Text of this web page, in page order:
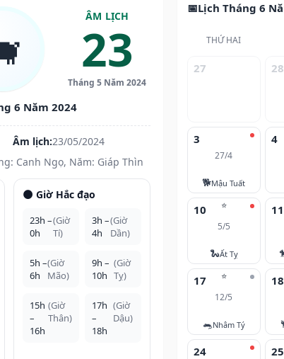
ÂM LỊCH
23
Tháng 5 Năm 2024
6 Năm 2024
Âm lịch:23/05/2024
Canh Ngọ, Năm: Giáp Thìn
🌑 Giờ Hắc đạo
23h –
0h
(Giờ
Tí)
3h –
4h
(Giờ
Dần)
5h –
6h
(Giờ
Mão)
9h –
10h
(Giờ
Tỵ)
15h
–
16h
(Giờ
Thân)
17h
–
18h
(Giờ
Dậu)
Lịch Tháng 6
THỨ HAI
27 28
3
27/4
🐕Mậu Tuất
4
⭐
10
5/5
🐍Ất Tỵ
11
⭐
17
12/5
🐀Nhâm Tý
18
24 25